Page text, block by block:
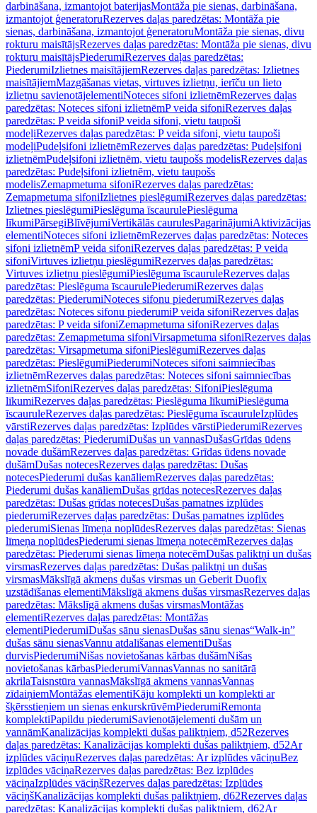
darbināšana, izmantojot baterijasMontāža pie sienas, darbināšana,
izmantojot ģeneratoruRezerves daļas paredzētas: Montāža pie
sienas, darbināšana, izmantojot ģeneratoruMontāža pie sienas, divu
rokturu maisītājsRezerves daļas paredzētas: Montāža pie sienas, divu
rokturu maisītājsPiederumiRezerves daļas paredzētas:
PiederumiIzlietnes maisītājiemRezerves daļas paredzētas: Izlietnes
maisītājiemMazgāšanas vietas, virtuves izlietņu, ierīču un lieto
izlietņu savienotājelementiNoteces sifoni izlietnēmRezerves daļas
paredzētas: Noteces sifoni izlietnēmP veida sifoniRezerves daļas
paredzētas: P veida sifoniP veida sifoni, vietu taupoši
modeļiRezerves daļas paredzētas: P veida sifoni, vietu taupoši
modeļiPudeļsifoni izlietnēmRezerves daļas paredzētas: Pudeļsifoni
izlietnēmPudeļsifoni izlietnēm, vietu taupošs modelisRezerves daļas
paredzētas: Pudeļsifoni izlietnēm, vietu taupošs
modelisZemapmetuma sifoniRezerves daļas paredzētas:
Zemapmetuma sifoniIzlietnes pieslēgumiRezerves daļas paredzētas:
Izlietnes pieslēgumiPieslēguma īscaurulePieslēguma
līkumiPārsegiBlīvējumiVertikālās caurulesPagarinājumiAktivizācijas
elementiNoteces sifoni izlietnēmRezerves daļas paredzētas: Noteces
sifoni izlietnēmP veida sifoniRezerves daļas paredzētas: P veida
sifoniVirtuves izlietņu pieslēgumiRezerves daļas paredzētas:
Virtuves izlietņu pieslēgumiPieslēguma īscauruleRezerves daļas
paredzētas: Pieslēguma īscaurulePiederumiRezerves daļas
paredzētas: PiederumiNoteces sifonu piederumiRezerves daļas
paredzētas: Noteces sifonu piederumiP veida sifoniRezerves daļas
paredzētas: P veida sifoniZemapmetuma sifoniRezerves daļas
paredzētas: Zemapmetuma sifoniVirsapmetuma sifoniRezerves daļas
paredzētas: Virsapmetuma sifoniPieslēgumiRezerves daļas
paredzētas: PieslēgumiPiederumiNoteces sifoni saimniecības
izlietnēmRezerves daļas paredzētas: Noteces sifoni saimniecības
izlietnēmSifoniRezerves daļas paredzētas: SifoniPieslēguma
līkumiRezerves daļas paredzētas: Pieslēguma līkumiPieslēguma
īscauruleRezerves daļas paredzētas: Pieslēguma īscauruleIzplūdes
vārstiRezerves daļas paredzētas: Izplūdes vārstiPiederumiRezerves
daļas paredzētas: PiederumiDušas un vannasDušasGrīdas ūdens
novade dušāmRezerves daļas paredzētas: Grīdas ūdens novade
dušāmDušas notecesRezerves daļas paredzētas: Dušas
notecesPiederumi dušas kanāliemRezerves daļas paredzētas:
Piederumi dušas kanāliemDušas grīdas notecesRezerves daļas
paredzētas: Dušas grīdas notecesDušas pamatnes izplūdes
piederumiRezerves daļas paredzētas: Dušas pamatnes izplūdes
piederumiSienas līmeņa noplūdesRezerves daļas paredzētas: Sienas
līmeņa noplūdesPiederumi sienas līmeņa notecēmRezerves daļas
paredzētas: Piederumi sienas līmeņa notecēmDušas paliktņi un dušas
virsmasRezerves daļas paredzētas: Dušas paliktņi un dušas
virsmasMākslīgā akmens dušas virsmas un Geberit Duofix
uzstādīšanas elementiMākslīgā akmens dušas virsmasRezerves daļas
paredzētas: Mākslīgā akmens dušas virsmasMontāžas
elementiRezerves daļas paredzētas: Montāžas
elementiPiederumiDušas sānu sienasDušas sānu sienas“Walk-in”
dušas sānu sienasVannu atdalīšanas elementiDušas
durvisPiederumiNišas novietošanas kārbas dušāmNišas
novietošanas kārbasPiederumiVannasVannas no sanitārā
akrilaTaisnstūra vannasMākslīgā akmens vannasVannas
zīdaiņiemMontāžas elementiKāju komplekti un komplekti ar
šķērsstieņiem un sienas enkurskrūvēmPiederumiRemonta
komplektiPapildu piederumiSavienotājelementi dušām un
vannāmKanalizācijas komplekti dušas paliktņiem, d52Rezerves
daļas paredzētas: Kanalizācijas komplekti dušas paliktņiem, d52Ar
izplūdes vāciņuRezerves daļas paredzētas: Ar izplūdes vāciņuBez
izplūdes vāciņaRezerves daļas paredzētas: Bez izplūdes
vāciņaIzplūdes vāciņšRezerves daļas paredzētas: Izplūdes
vāciņšKanalizācijas komplekti dušas paliktņiem, d62Rezerves daļas
paredzētas: Kanalizācijas komplekti dušas paliktņiem, d62Ar